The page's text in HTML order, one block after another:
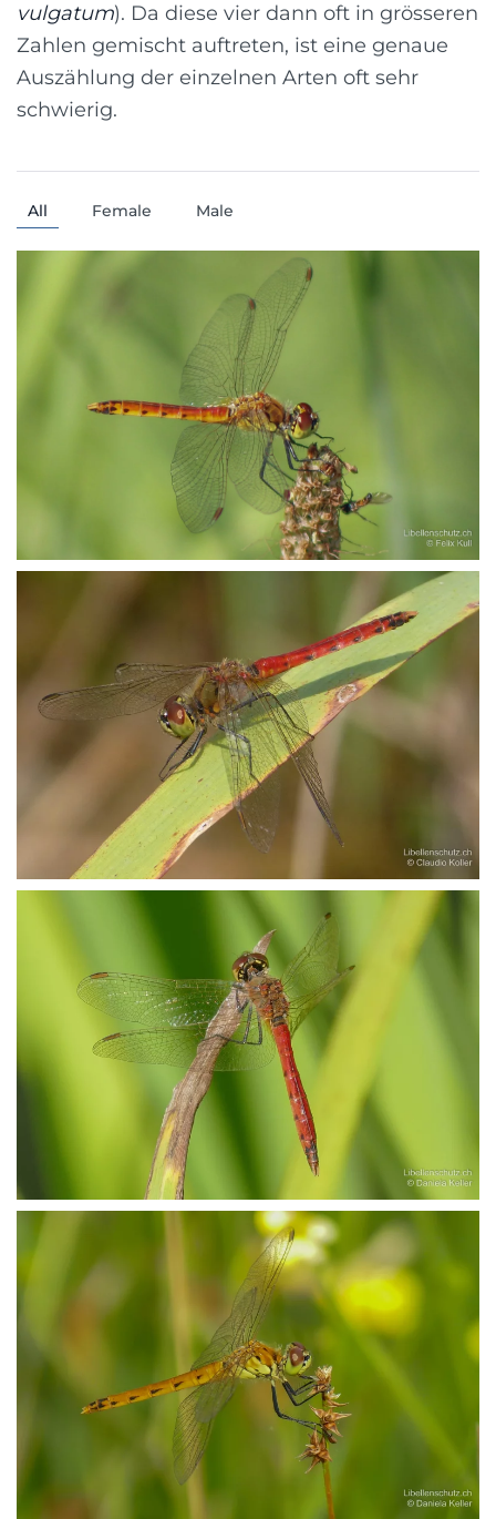
vulgatum). Da diese vier dann oft in grösseren
Zahlen gemischt auftreten, ist eine genaue
Auszählung der einzelnen Arten oft sehr
schwierig.
All Female Male